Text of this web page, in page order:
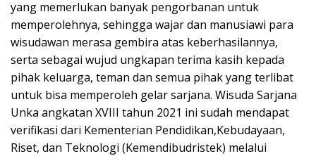
yang memerlukan banyak pengorbanan untuk
memperolehnya, sehingga wajar dan manusiawi para
wisudawan merasa gembira atas keberhasilannya,
serta sebagai wujud ungkapan terima kasih kepada
pihak keluarga, teman dan semua pihak yang terlibat
untuk bisa memperoleh gelar sarjana. Wisuda Sarjana
Unka angkatan XVIII tahun 2021 ini sudah mendapat
verifikasi dari Kementerian Pendidikan,Kebudayaan,
Riset, dan Teknologi (Kemendibudristek) melalui